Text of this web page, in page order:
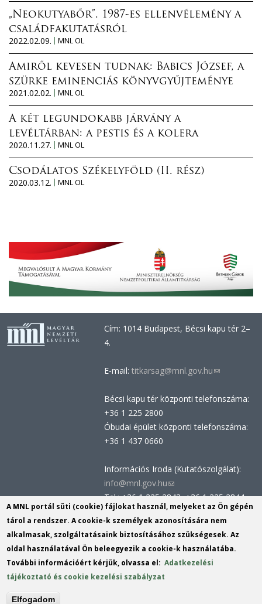
„Neokutyabőr”. 1987-es ellenvélemény a
családfakutatásról
2022.02.09.
MNL OL
Amiről kevesen tudnak: Babics József, a
szürke eminenciás könyvgyűjteménye
2021.02.02.
MNL OL
A két legundokabb járvány a
levéltárban: a pestis és a kolera
2020.11.27.
MNL OL
Csodálatos Székelyföld (II. rész)
2020.03.12.
MNL OL
Cím: 1014 Budapest, Bécsi kapu tér 2–
4.
E-mail: titkarsag@mnl.gov.hu(link
e-
Bécsi kapu tér központi telefonszáma:
+36 1 225 2800
Óbudai épület központi telefonszáma:
+36 1 437 0660
Információs Iroda (Kutatószolgálat):
info@mnl.gov.hu(link
sends
e-
mail)
Tel.: +36 1 225 2843, +36 1 225 2844
Postacím: 1014 Budapest, Bécsi kapu
tér 2-4.
Felnőttképzési nyilvántartási szám:
B/2020/002162
Engedélyszám: E/2020/000419
A MNL portál süti (cookie) fájlokat használ, melyeket az Ön gépén
tárol a rendszer. A cookie-k személyek azonosítására nem
alkalmasak, szolgáltatásaink biztosításához szükségesek. Az
oldal használatával Ön beleegyezik a cookie-k használatába.
További információért kérjük, olvassa el:Adatkezelési
tájékoztató és cookie kezelési szabályzat
Elfogadom